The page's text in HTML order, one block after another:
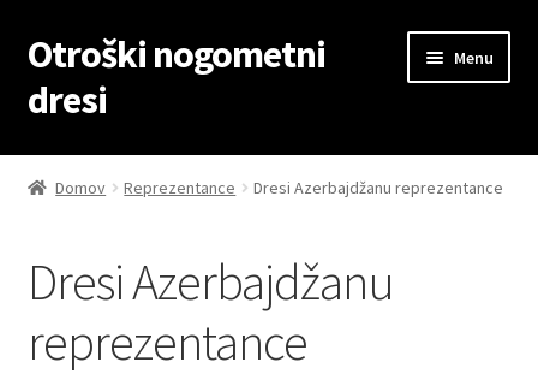
Skip
to
navigation
Skip
to
content
Otroški nogometni
dresi
Menu
Domov
Kontaktiraj nas
Košarica
Domov Reprezentance Dresi Azerbajdžanu reprezentance
Dresi Azerbajdžanu
reprezentance